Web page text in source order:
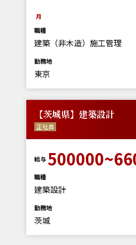
月
職種
建築（非木造）施工管理
勤務地
東京
【茨城県】建築設計
正社員
給与
職種
建築設計
勤務地
茨城